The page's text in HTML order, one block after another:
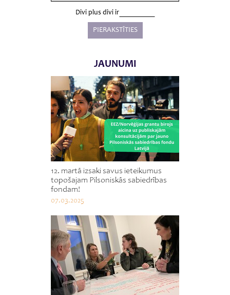
Divi plus divi ir
JAUNUMI
12. martā izsaki savus ieteikumus
topošajam Pilsoniskās sabiedrības
fondam!
07.03.2025